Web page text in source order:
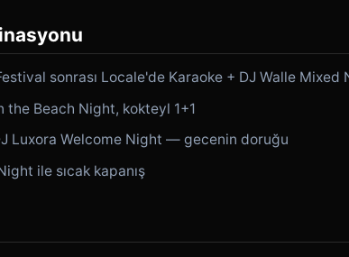
sonrası Locale'de Karaoke + DJ Walle Mixed
the Beach Night, kokteyl 1+1
Luxora Welcome Night — gecenin doruğu
ile sıcak kapanış